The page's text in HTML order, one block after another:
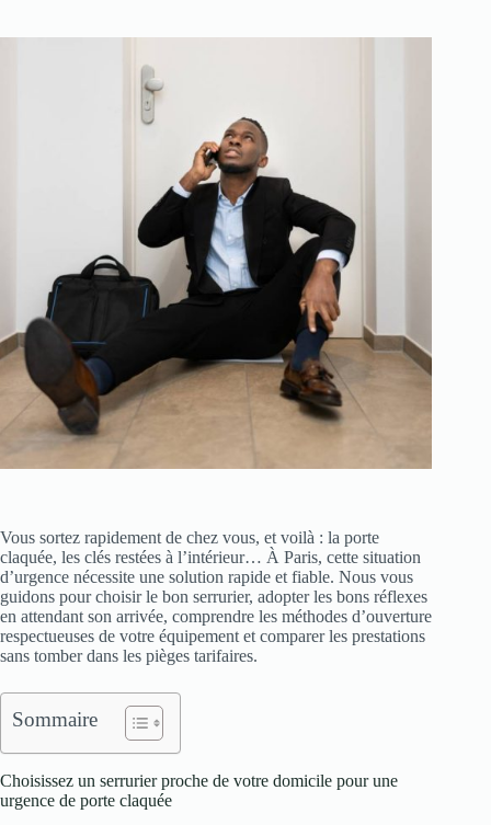
Vous sortez rapidement de chez vous, et voilà : la porte
claquée, les clés restées à l’intérieur… À Paris, cette situation
d’urgence nécessite une solution rapide et fiable. Nous vous
guidons pour choisir le bon serrurier, adopter les bons réflexes
en attendant son arrivée, comprendre les méthodes d’ouverture
respectueuses de votre équipement et comparer les prestations
sans tomber dans les pièges tarifaires.
Sommaire
Choisissez un serrurier proche de votre domicile pour une
urgence de porte claquée